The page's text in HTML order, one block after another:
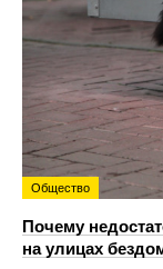
Общество
Почему
на улицах